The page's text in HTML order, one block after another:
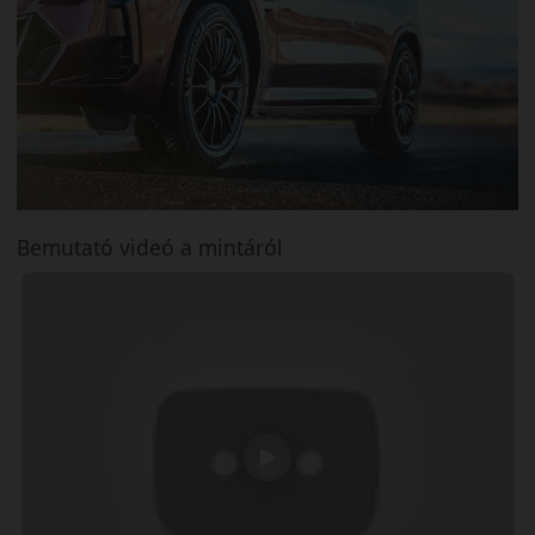
Bemutató videó a mintáról